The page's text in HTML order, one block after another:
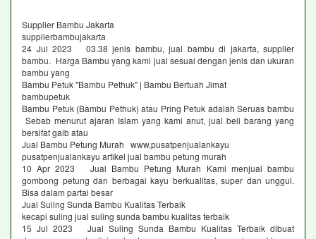
Supplier Bambu Jakarta
supplierbambujakarta
24 Jul 2023 03.38 jenis bambu, jual bambu di jakarta, supplier
bambu. Harga Bambu yang kami jual sesuai dengan jenis dan ukuran
bambu yang
Bambu Petuk "Bambu Pethuk" | Bambu Bertuah Jimat
bambupetuk
Bambu Petuk (Bambu Pethuk) atau Pring Petuk adalah Seruas bambu
Sebab menurut ajaran Islam yang kami anut, jual beli barang yang
bersifat gaib atau
Jual Bambu Petung Murah www,pusatpenjualankayu
pusatpenjualankayu artikel jual bambu petung murah
10 Apr 2023 Jual Bambu Petung Murah Kami menjual bambu
gombong petung dan berbagai kayu berkualitas, super dan unggul.
Bisa dalam partai besar
Jual Suling Sunda Bambu Kualitas Terbaik
kecapi suling jual suling sunda bambu kualitas terbaik
15 Jul 2023 Jual Suling Sunda Bambu Kualitas Terbaik dibuat